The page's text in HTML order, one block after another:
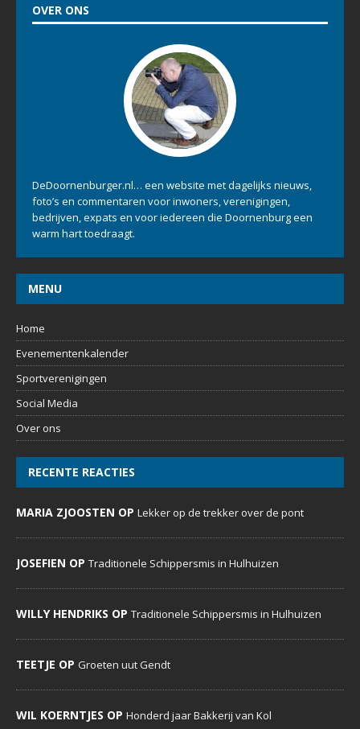
OVER ONS
DeDoornenburger.nl… een website met dagelijks nieuws,
foto’s en commentaren voor inwoners, verenigingen,
bedrijven, expats en voor iedereen die Doornenburg een
warm hart toedraagt.
MENU
Home
Evenementenkalender
Sportverenigingen
Social Media
Over ons
RECENTE REACTIES
MARIA ZJOOSTEN OP Lekker op de trekker over de pont
JOSEFIEN OP Traditionele Schippersmis in Hulhuizen
WILLY HENDRIKS OP Traditionele Schippersmis in Hulhuizen
TEETJE OP Groeten uut Gendt
WIL KOERNTJES OP Honderd jaar Bakkerij van Kol